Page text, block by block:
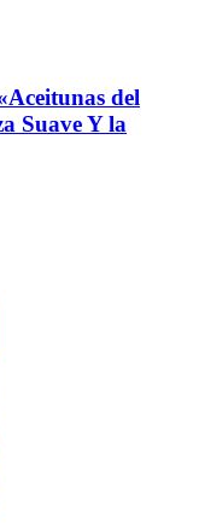
del
Suave Y la